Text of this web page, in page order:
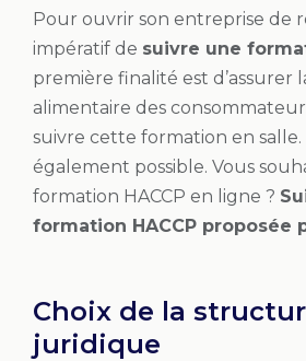
Pour ouvrir son entreprise de
impératif de suivre une
première finalité est d’assurer
alimentaire des
suivre cette formation en
également possible. Vous
formation HACCP en ligne ?
formation HACCP proposée
Choix de la
juridique